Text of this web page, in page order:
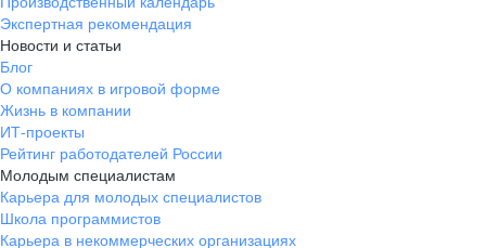
Экспертная рекомендация
Новости и статьи
Блог
О компаниях в игровой форме
Жизнь в компании
ИТ-проекты
Рейтинг работодателей России
Молодым специалистам
Карьера для молодых специалистов
Школа программистов
Карьера в некоммерческих организациях